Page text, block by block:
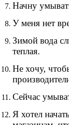
Начну
У меня нет
Зимой вода
теплая.
Не хочу,
Сейчас
Я хотел